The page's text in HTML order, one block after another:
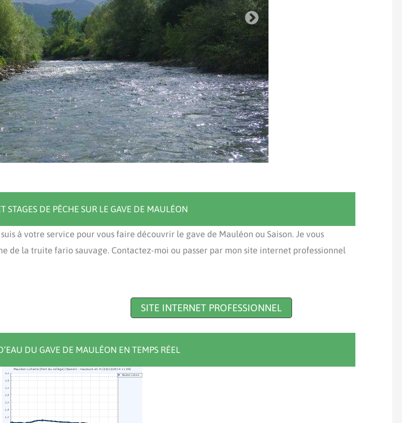
STAGES DE PÊCHE SUR LE GAVE DE MAULÉON
à votre service pour vous faire découvrir le gave de Mauléon ou Saison. Je vous
de la truite fario sauvage. Contactez-moi ou passer par mon site internet professionnel
SITE INTERNET PROFESSIONNEL
DU GAVE DE MAULÉON EN TEMPS RÉEL